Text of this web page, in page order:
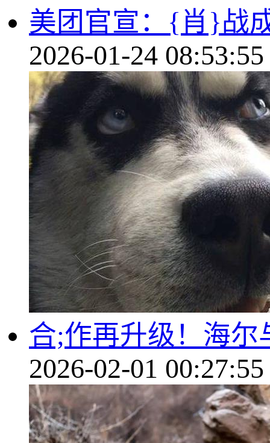
美团官宣：{肖}战
2026-01-24 08:53:55
合;作再升级！海
2026-02-01 00:27:55